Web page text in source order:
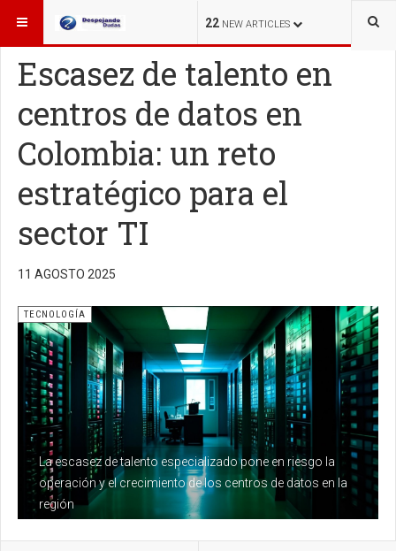
22 NEW ARTICLES
ESTÁ AQUÍ: TECNOLOGÍA
Escasez de talento en
centros de datos en
Colombia: un reto
estratégico para el
sector TI
11 AGOSTO 2025
La escasez de talento especializado pone en riesgo la
operación y el crecimiento de los centros de datos en la
región
TECNOLOGÍA